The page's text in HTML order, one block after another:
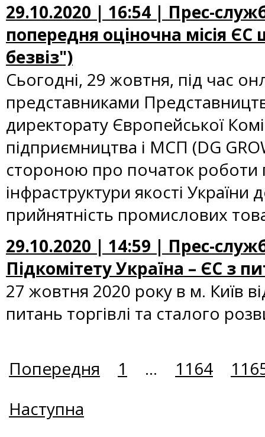
29.10.2020 | 16:54 | Прес-
попередня оціночна місія
безвіз")
Сьогодні, 29 жовтня, під час
представниками
директорату Європейської
підприємництва і МСП (DG
стороною про початок роботи
інфраструктури якості України
прийнятність промислових
29.10.2020 | 14:59 | Прес-
Підкомітету Україна – ЄС з
27 жовтня 2020 року в м. Київ
питань торгівлі та сталого
Попередня 1 ... 1164
Наступна